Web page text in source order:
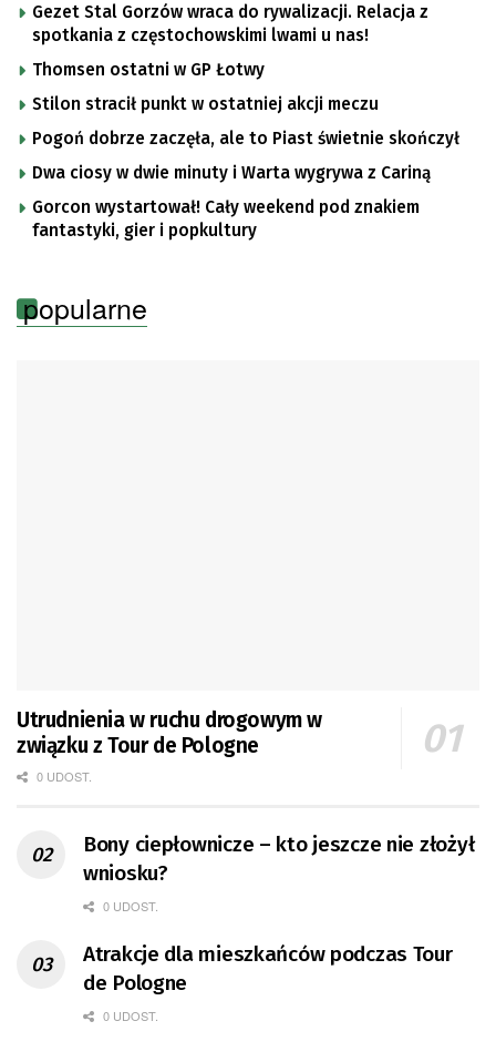
Gezet Stal Gorzów wraca do rywalizacji. Relacja z
spotkania z częstochowskimi lwami u nas!
Thomsen ostatni w GP Łotwy
Stilon stracił punkt w ostatniej akcji meczu
Pogoń dobrze zaczęła, ale to Piast świetnie skończył
Dwa ciosy w dwie minuty i Warta wygrywa z Cariną
Gorcon wystartował! Cały weekend pod znakiem
fantastyki, gier i popkultury
popularne
Utrudnienia w ruchu drogowym w
związku z Tour de Pologne
0 UDOST.
Bony ciepłownicze – kto jeszcze nie złożył
wniosku?
0 UDOST.
Atrakcje dla mieszkańców podczas Tour
de Pologne
0 UDOST.